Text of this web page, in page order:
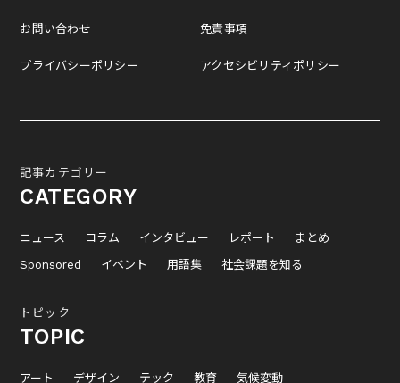
お問い合わせ
プライバシーポリシー
免責事項
アクセシビリティポリシー
記事カテゴリー
CATEGORY
ニュース コラム インタビュー レポート
まとめ
Sponsored
イベント 用語集 社会課題を知る
トピック
TOPIC
アート デザイン テック 教育 気候変動